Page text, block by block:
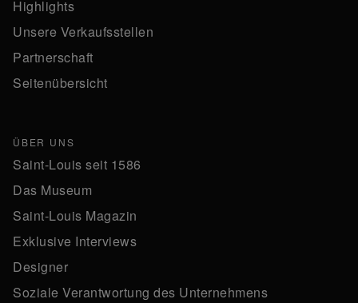
Highlights
Unsere Verkaufsstellen
Partnerschaft
Seitenübersicht
ÜBER UNS
Saint-Louis seit 1586
Das Museum
Saint-Louis Magazin
Exklusive Interviews
Designer
Soziale Verantwortung des Unternehmens